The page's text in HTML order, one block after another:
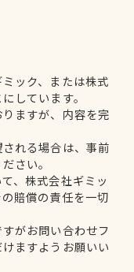
ック、または株式
しています。
ますが、内容を完
れる場合は、事前
さい。
、株式会社ギミッ
賠償の責任を一切
がお問い合わせフ
ますようお願いい